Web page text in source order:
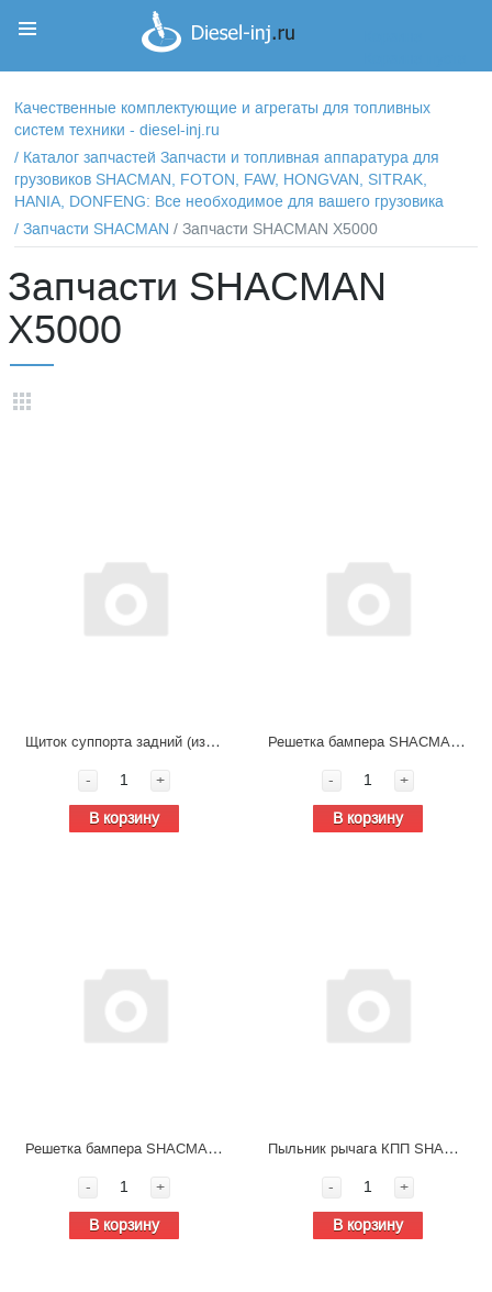
Качественные комплектующие и агрегаты для топливных
систем техники - diesel-inj.ru
/ Каталог запчастей Запчасти и топливная аппаратура для
грузовиков SHACMAN, FOTON, FAW, HONGVAN, SITRAK,
HANIA, DONFENG: Все необходимое для вашего грузовика
/Запчасти SHACMAN / Запчасти SHACMAN X5000
Запчасти SHACMAN
X5000
Щиток суппорта задний (из 2-х частей) Шанкси DZ9112340012/13
-
+
В корзину
Решетка бампера SHACMAN X5000 тягач (средняя) DZ97189623050
-
+
В корзину
Решетка бампера SHACMAN X5000 тягач (верхняя) DZ97189623054
-
+
В корзину
Пыльник рычага КПП SHACMAN X5000 DZ97259240402
-
+
В корзину